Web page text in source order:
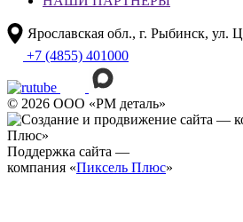
Ярославская обл., г. Рыбинск, ул.
+7 (4855) 401000
© 2026 ООО «РМ деталь»
Поддержка сайта —
компания «Пиксель Плюс»